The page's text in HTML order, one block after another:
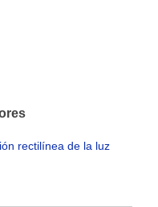
rectilínea de la luz